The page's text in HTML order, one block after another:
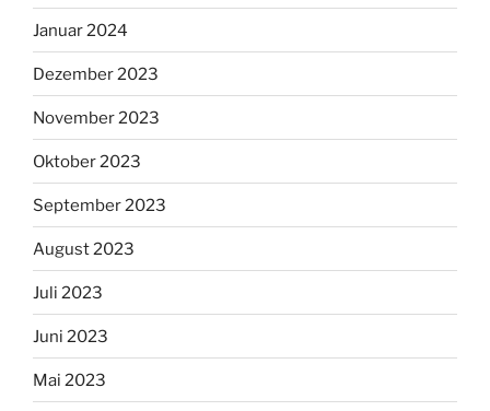
Januar 2024
Dezember 2023
November 2023
Oktober 2023
September 2023
August 2023
Juli 2023
Juni 2023
Mai 2023